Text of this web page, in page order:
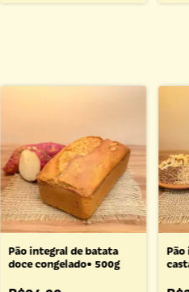
Pão integral de batata
doce congelado• 500g